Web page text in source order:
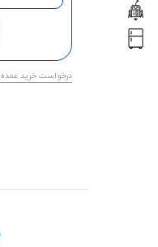
درخواست خرید عمده